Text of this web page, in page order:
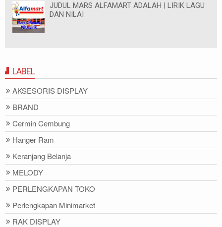
JUDUL MARS ALFAMART ADALAH | LIRIK LAGU
DAN NILAI
LABEL
AKSESORIS DISPLAY
BRAND
Cermin Cembung
Hanger Ram
Keranjang Belanja
MELODY
PERLENGKAPAN TOKO
Perlengkapan Minimarket
RAK DISPLAY